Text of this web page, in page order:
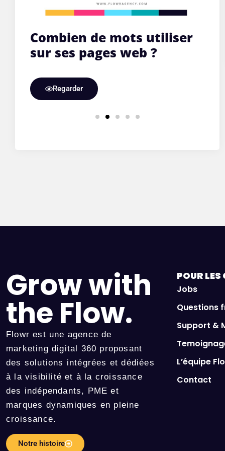
Conseils pour un site
conforme au RGPD
Regarder
Grow with
the Flow.
Flowr est une agence de
marketing digital 360 proposant
des solutions intégrées et dédiées
à la visibilité et à la croissance
des indépendants, PME et
marques dynamiques en pleine
croissance.
Notre histoire
POUR LES
Jobs
Questions
Support &
L’équipe
Contact